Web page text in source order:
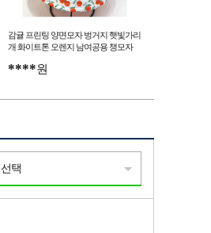
감귤 프린팅 양면모자 벙거지 햇빛가리
개 화이트톤 오렌지 남여공용 챙모자
****원
선택